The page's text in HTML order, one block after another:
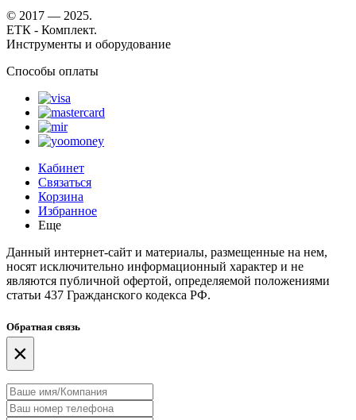
© 2017 — 2025.
ЕТК - Комплект.
Инструменты и оборудование
Способы оплаты
Кабинет
Связаться
Корзина
Избранное
Еще
Данный интернет-сайт и материалы, размещенные на нем,
носят исключительно информационный характер и не
являются публичной офертой, определяемой положениями
статьи 437 Гражданского кодекса РФ.
Обратная связь
×